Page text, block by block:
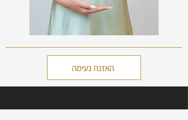
האזנה נעימה